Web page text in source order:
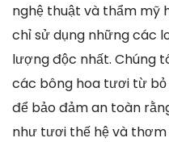
nghệ thuật và thẩm mỹ
chỉ sử dụng những các
lượng độc nhất. Chúng
các bông hoa tươi từ
để bảo đảm an toàn
như tươi thế hệ và thơm